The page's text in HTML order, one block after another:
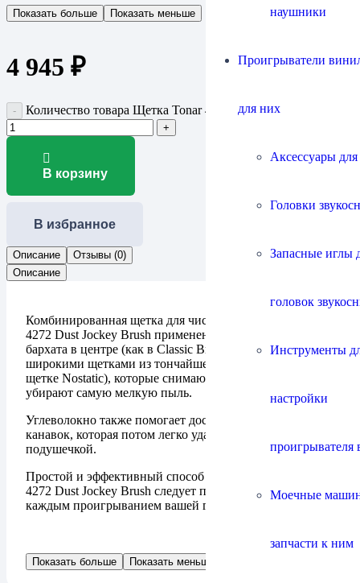
наушники
Проигрыватели
для них
Аксессуары
Головки
Запасные иглы
головок
Инструменты
настройки
проигрывателя
Моечные
запчасти к ним
Показать больше Показать меньше
4 945 ₽
Количество товара Щетка Tonar 4272 Dust Jockey Brush
В корзину
В избранное
Описание
Отзывы (0)
Описание
Комбинированная щетка для чистки грампластинок. В
4272 Dust Jockey Brush применено сочетание мягкого
бархата в центре (как в Classic Brush) с двумя
широкими щетками из тончайшего углеволокна (как в
щетке Nostatic), которые снимают статический заряд и
убирают самую мелкую пыль.
Углеволокно также помогает достать пыль из глубоких
канавок, которая потом легко удаляется бархатной
подушечкой.
Простой и эффективный способ очистки с помощью
4272 Dust Jockey Brush следует применять перед
каждым проигрыванием вашей грампластинки.
Показать больше Показать меньше